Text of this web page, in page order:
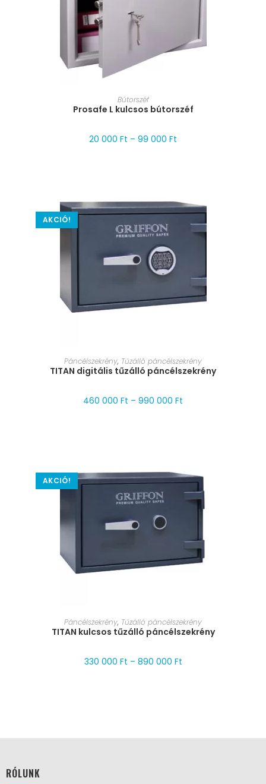
MÉRET VÁLASZTÁSA
Bútorszéf
Prosafe L kulcsos bútorszéf
20 000 Ft – 99 000 Ft
AKCIÓ!
MÉRET VÁLASZTÁSA
Páncélszekrény, Tűzálló páncélszekrény
TITAN digitális tűzálló páncélszekrény
460 000 Ft – 990 000 Ft
AKCIÓ!
MÉRET VÁLASZTÁSA
Páncélszekrény, Tűzálló páncélszekrény
TITAN kulcsos tűzálló páncélszekrény
330 000 Ft – 890 000 Ft
RÓLUNK